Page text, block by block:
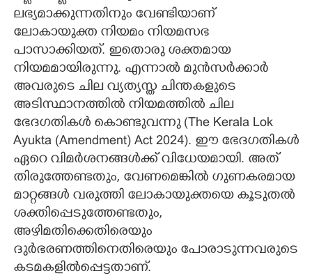
ലഭ്യമാക്കുന്നതിനും വേണ്ടിയാണ്
ലോകായുക്ത നിയമം നിയമസഭ
പാസാക്കിയത്. ഇതൊരു ശക്തമായ
നിയമമായിരുന്നു. എന്നാൽ മുൻസർക്കാർ
അവരുടെ ചില വ്യത്യസ്ത ചിന്തകളുടെ
അടിസ്ഥാനത്തിൽ നിയമത്തിൽ ചില
ഭേദഗതികൾ കൊണ്ടുവന്നു (The Kerala Lok
Ayukta (Amendment) Act 2024). ഈ ഭേദഗതികൾ
ഏറെ വിമർശനങ്ങൾക്ക് വിധേയമായി. അത്
തിരുത്തേണ്ടതും, വേണമെങ്കിൽ ഗുണകരമായ
മാറ്റങ്ങൾ വരുത്തി ലോകായുക്തയെ കൂടുതൽ
ശക്തിപ്പെടുത്തേണ്ടതും,
അഴിമതിക്കെതിരെയും
ദുർഭരണത്തിനെതിരെയും പോരാടുന്നവരുടെ
കടമകളിൽപ്പെട്ടതാണ്.